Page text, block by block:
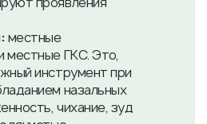
местные
местные ГКС. Это,
инструмент при
назальных
чихание, зуд